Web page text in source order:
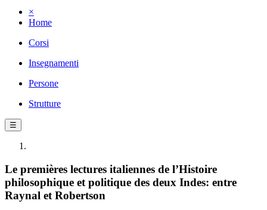
×
Home
Corsi
Insegnamenti
Persone
Strutture
☰
Le premières lectures italiennes de l’Histoire
philosophique et politique des deux Indes: entre
Raynal et Robertson